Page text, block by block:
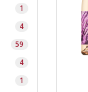
1
4
59
4
1